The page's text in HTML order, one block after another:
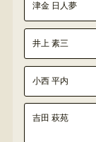
津金 日人夢
井上 素三
小西 平内
吉田 萩苑